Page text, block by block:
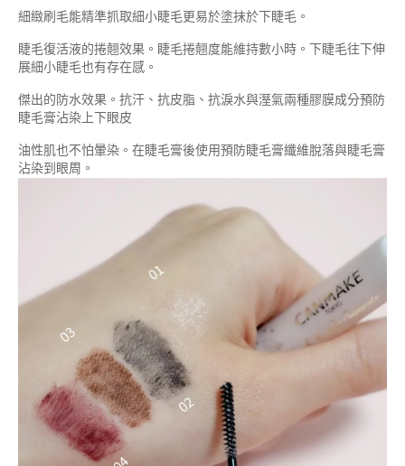
細緻刷毛能精準抓取細小睫毛更易於塗抹於下睫毛。
睫毛復活液的捲翹效果。睫毛捲翹度能維持數小時。下睫毛往下伸
展細小睫毛也有存在感。
傑出的防水效果。抗汗、抗皮脂、抗淚水與溼氣兩種膠膜成分預防
睫毛膏沾染上下眼皮
油性肌也不怕暈染。在睫毛膏後使用預防睫毛膏纖維脫落與睫毛膏
沾染到眼周。